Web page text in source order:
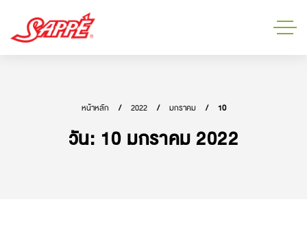
หน้าหลัก 2022 มกราคม 10
วัน: 10 มกราคม 2022